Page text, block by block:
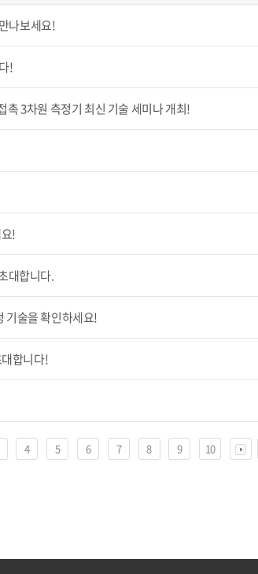
나보세요!
!
3차원 측정기 최신 기술 세미나 개최!
!
대합니다.
기술을 확인하세요!
합니다!
4 5 6 7 8 9 10